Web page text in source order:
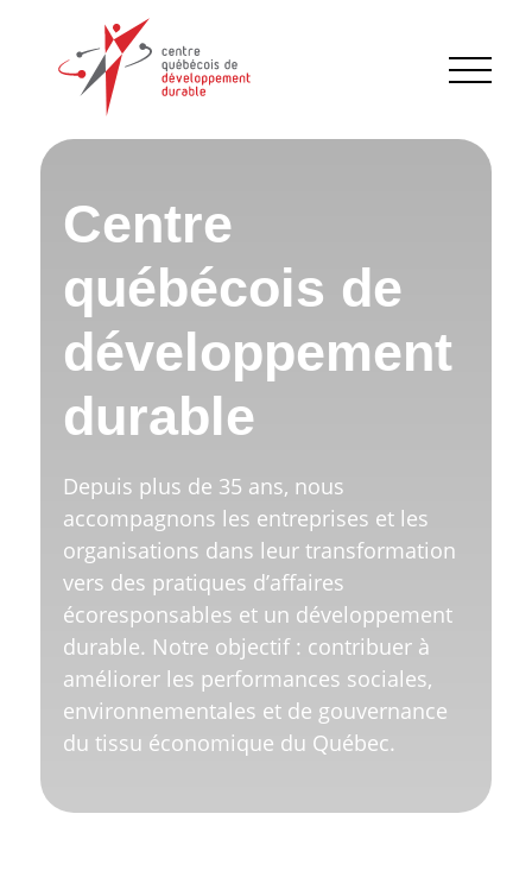
Centre
québécois de
développement
durable
Depuis plus de 35 ans, nous
accompagnons les entreprises et les
organisations dans leur transformation
vers des pratiques d’affaires
écoresponsables et un développement
durable. Notre objectif : contribuer à
améliorer les performances sociales,
environnementales et de gouvernance
du tissu économique du Québec.